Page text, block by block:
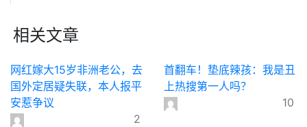
相关文章
网红嫁大15岁非洲老公，去
国外定居疑失联，本人报平
安惹争议
2
首翻车！垫底辣孩：我是丑
上热搜第一人吗？
10